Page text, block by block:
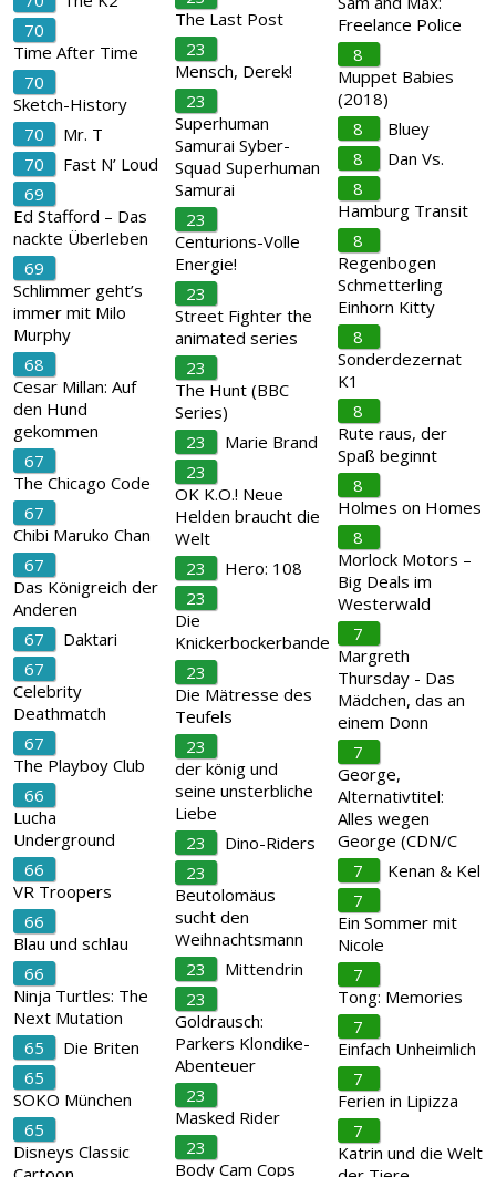
70
Time After Time
70
Sketch-History
70
Mr. T
70
Fast N’ Loud
69
Ed Stafford – Das
nackte Überleben
69
Schlimmer geht’s
immer mit Milo
Murphy
68
Cesar Millan: Auf
den Hund
gekommen
67
The Chicago Code
67
Chibi Maruko Chan
67
Das Königreich der
Anderen
67
Daktari
67
Celebrity
Deathmatch
67
The Playboy Club
66
Lucha
Underground
66
VR Troopers
66
Blau und schlau
66
Ninja Turtles: The
Next Mutation
65
Die Briten
65
SOKO München
65
Disneys Classic
The Last Post
23
Mensch, Derek!
23
Superhuman
Samurai Syber-
Squad Superhuman
Samurai
23
Centurions-Volle
Energie!
23
Street Fighter the
animated series
23
The Hunt (BBC
Series)
23
Marie Brand
23
OK K.O.! Neue
Helden braucht die
Welt
23
Hero: 108
23
Die
Knickerbockerbande
23
Die Mätresse des
Teufels
23
der könig und
seine unsterbliche
Liebe
23
Dino-Riders
23
Beutolomäus
sucht den
Weihnachtsmann
23
Mittendrin
23
Goldrausch:
Parkers Klondike-
Abenteuer
23
Masked Rider
23
Body Cam Cops
Freelance Police
8
Muppet Babies
(2018)
8
Bluey
8
Dan Vs.
8
Hamburg Transit
8
Regenbogen
Schmetterling
Einhorn Kitty
8
Sonderdezernat
K1
8
Rute raus, der
Spaß beginnt
8
Holmes on Homes
8
Morlock Motors –
Big Deals im
Westerwald
7
Margreth
Thursday - Das
Mädchen, das an
einem Donn
7
George,
Alternativtitel:
Alles wegen
George (CDN/C
7
Kenan & Kel
7
Ein Sommer mit
Nicole
7
Tong: Memories
7
Einfach Unheimlich
7
Ferien in Lipizza
7
Katrin und die Welt